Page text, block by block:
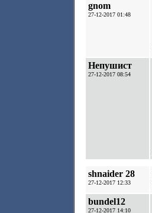
gnom
27-12-2017 01:48
Непушист
27-12-2017 08:54
shnaider 28
27-12-2017 12:33
bundel12
27-12-2017 14:10